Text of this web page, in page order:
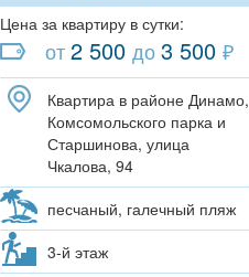
Цена за квартиру в сутки:
от2 500до3 500₽
Квартира в районе Динамо,
Комсомольского парка и
Старшинова, улица
Чкалова, 94
песчаный, галечный пляж
3-й этаж